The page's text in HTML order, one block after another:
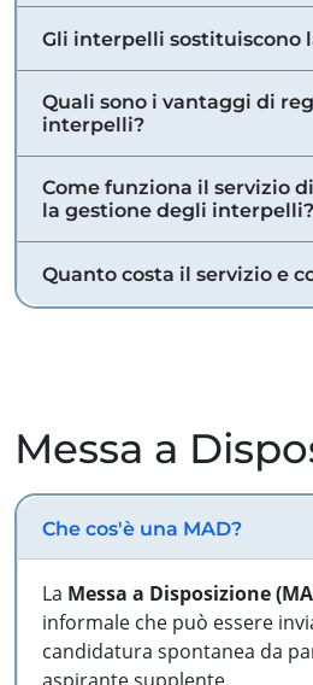
Gli interpelli sostituiscono
Quali sono i vantaggi di
interpelli?
Come funziona il servizio
la gestione degli interpelli?
Quanto costa il servizio e
Messa a
Che cos'è una MAD?
La Messa a Disposizione
informale che può essere
candidatura spontanea da